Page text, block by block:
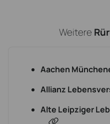
Weitere
Aachen
Allianz
Alte Leipziger